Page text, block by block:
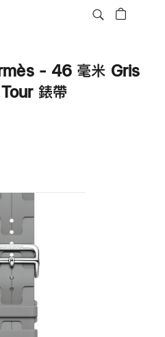
- 46 毫米 Gris
錶帶